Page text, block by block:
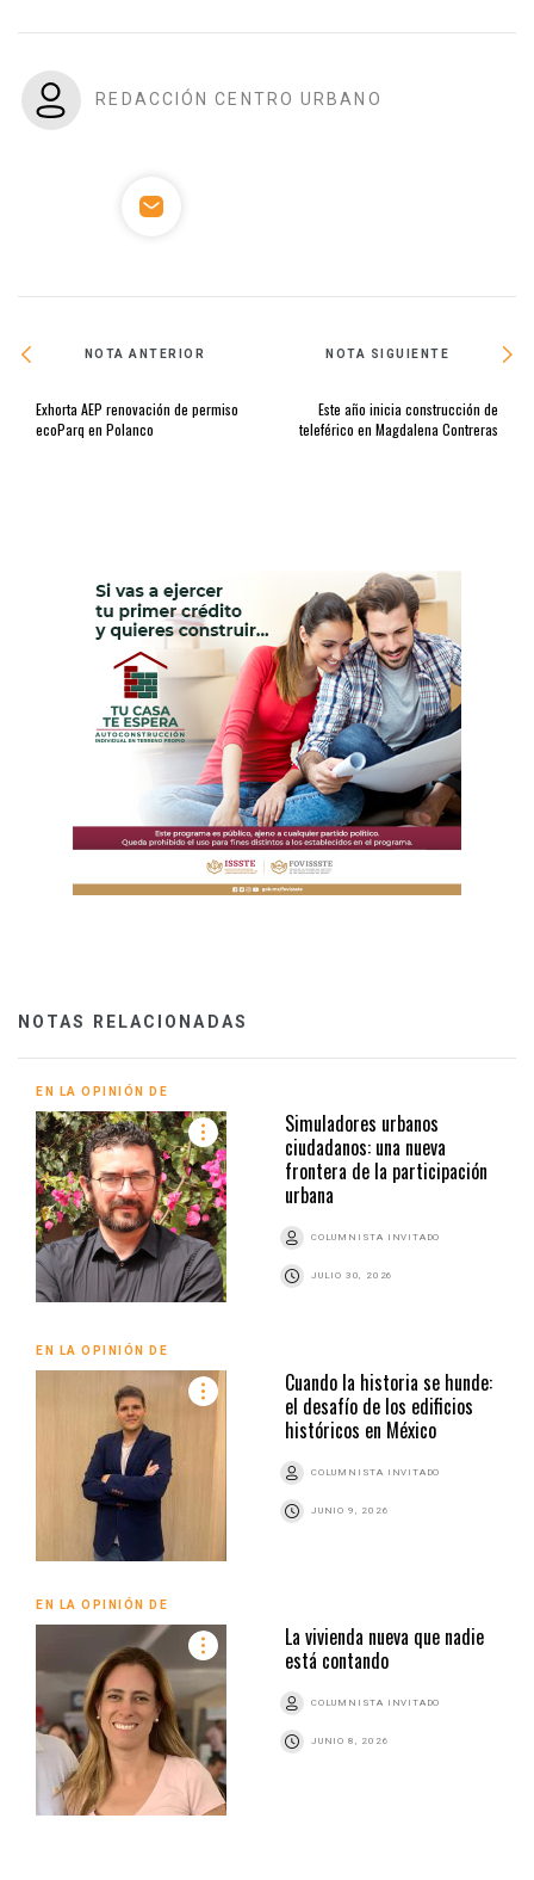
REDACCIÓN CENTRO URBANO
NOTA ANTERIOR
Exhorta AEP renovación de permiso
ecoParq en Polanco
NOTA SIGUIENTE
Este año inicia construcción de
teleférico en Magdalena Contreras
NOTAS RELACIONADAS
EN LA OPINIÓN DE
Simuladores urbanos
ciudadanos: una nueva
frontera de la participación
urbana
COLUMNISTA INVITADO
JULIO 30, 2026
EN LA OPINIÓN DE
Cuando la historia se hunde:
el desafío de los edificios
históricos en México
COLUMNISTA INVITADO
JUNIO 9, 2026
EN LA OPINIÓN DE
La vivienda nueva que nadie
está contando
COLUMNISTA INVITADO
JUNIO 8, 2026